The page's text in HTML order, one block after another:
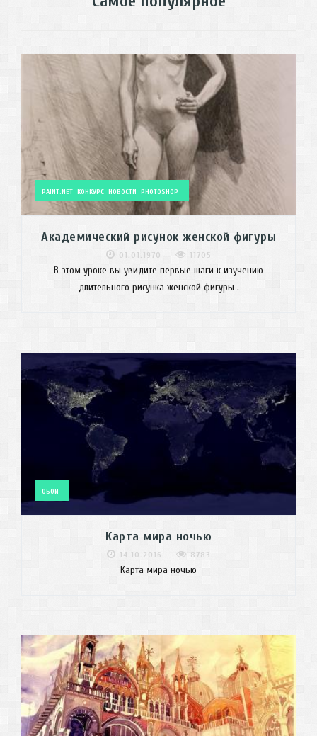
PAINT.NET КОНКУРС НОВОСТИ PHOTOSHOP
Академический рисунок женской фигуры
01.01.1970 11705
В этом уроке вы увидите первые шаги к изучению
длительного рисунка женской фигуры .
ОБОИ
Карта мира ночью
14.10.2016 8783
Карта мира ночью